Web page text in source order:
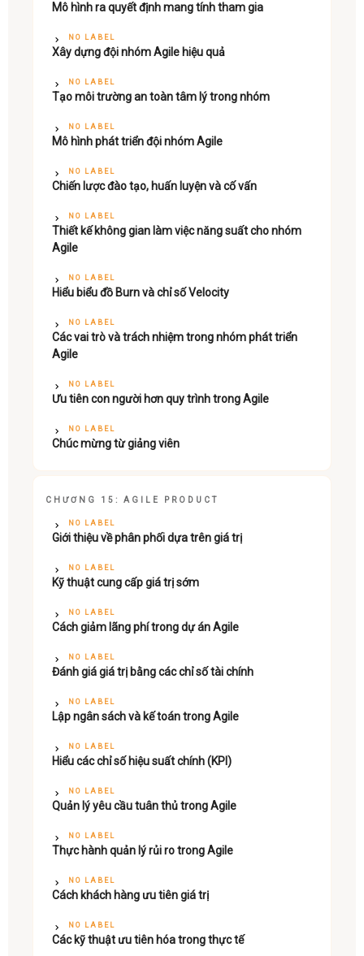
Mô hình ra quyết định mang tính tham gia
NO LABEL
Xây dựng đội nhóm Agile hiệu quả
NO LABEL
Tạo môi trường an toàn tâm lý trong nhóm
NO LABEL
Mô hình phát triển đội nhóm Agile
NO LABEL
Chiến lược đào tạo, huấn luyện và cố vấn
NO LABEL
Thiết kế không gian làm việc năng suất cho nhóm
Agile
NO LABEL
Hiểu biểu đồ Burn và chỉ số Velocity
NO LABEL
Các vai trò và trách nhiệm trong nhóm phát triển
Agile
NO LABEL
Ưu tiên con người hơn quy trình trong Agile
NO LABEL
Chúc mừng từ giảng viên
CHƯƠNG 15: AGILE PRODUCT
NO LABEL
Giới thiệu về phân phối dựa trên giá trị
NO LABEL
Kỹ thuật cung cấp giá trị sớm
NO LABEL
Cách giảm lãng phí trong dự án Agile
NO LABEL
Đánh giá giá trị bằng các chỉ số tài chính
NO LABEL
Lập ngân sách và kế toán trong Agile
NO LABEL
Hiểu các chỉ số hiệu suất chính (KPI)
NO LABEL
Quản lý yêu cầu tuân thủ trong Agile
NO LABEL
Thực hành quản lý rủi ro trong Agile
NO LABEL
Cách khách hàng ưu tiên giá trị
NO LABEL
Các kỹ thuật ưu tiên hóa trong thực tế